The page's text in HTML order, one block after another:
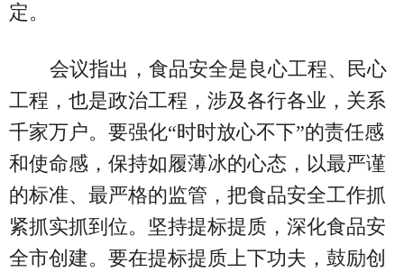
定。
会议指出，食品安全是良心工程、民心
工程，也是政治工程，涉及各行各业，关系
千家万户。要强化“时时放心不下”的责任感
和使命感，保持如履薄冰的心态，以最严谨
的标准、最严格的监管，把食品安全工作抓
紧抓实抓到位。坚持提标提质，深化食品安
全市创建。要在提标提质上下功夫，鼓励创